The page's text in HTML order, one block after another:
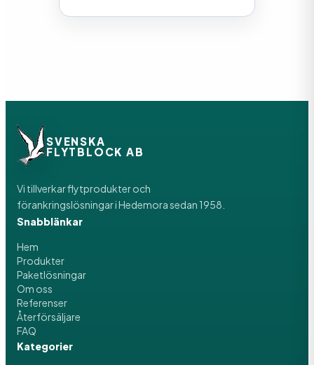
SVENSKA
FLYTBLOCK AB
Vi tillverkar flytprodukter och
förankringslösningar i Hedemora sedan 1958.
Snabblänkar
Hem
Produkter
Paketlösningar
Om oss
Referenser
Återförsäljare
FAQ
Kategorier